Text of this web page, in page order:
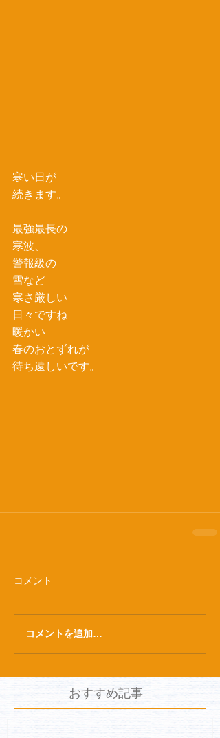
寒い日が
続きます。
最強最長の
寒波、
警報級の
雪など
寒さ厳しい
日々ですね
暖かい
春のおとずれが
待ち遠しいです。
コメント
コメントを追加…
おすすめ記事